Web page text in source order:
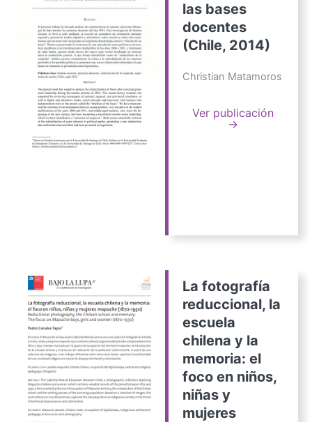
las bases
docentes
(Chile, 2014)
Christian Matamoros
Ver publicación
→
La fotografía
reduccional, la
escuela
chilena y la
memoria: el
foco en niños,
niñas y
mujeres